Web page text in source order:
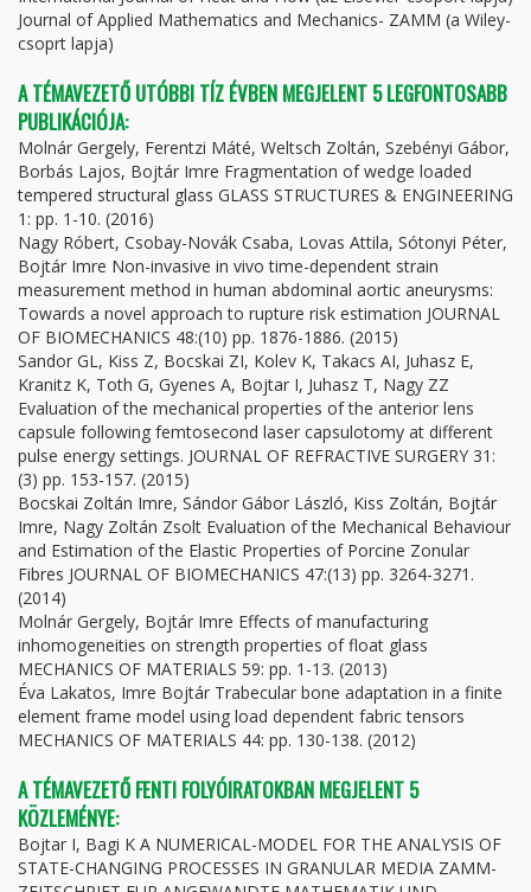
Journal of Applied Mathematics and Mechanics- ZAMM (a Wiley-
csoprt lapja)
A TÉMAVEZETŐ UTÓBBI TÍZ ÉVBEN MEGJELENT 5 LEGFONTOSABB
PUBLIKÁCIÓJA:
Molnár Gergely, Ferentzi Máté, Weltsch Zoltán, Szebényi Gábor,
Borbás Lajos, Bojtár Imre Fragmentation of wedge loaded
tempered structural glass GLASS STRUCTURES & ENGINEERING
1: pp. 1-10. (2016)
Nagy Róbert, Csobay-Novák Csaba, Lovas Attila, Sótonyi Péter,
Bojtár Imre Non-invasive in vivo time-dependent strain
measurement method in human abdominal aortic aneurysms:
Towards a novel approach to rupture risk estimation JOURNAL
OF BIOMECHANICS 48:(10) pp. 1876-1886. (2015)
Sandor GL, Kiss Z, Bocskai ZI, Kolev K, Takacs AI, Juhasz E,
Kranitz K, Toth G, Gyenes A, Bojtar I, Juhasz T, Nagy ZZ
Evaluation of the mechanical properties of the anterior lens
capsule following femtosecond laser capsulotomy at different
pulse energy settings. JOURNAL OF REFRACTIVE SURGERY 31:
(3) pp. 153-157. (2015)
Bocskai Zoltán Imre, Sándor Gábor László, Kiss Zoltán, Bojtár
Imre, Nagy Zoltán Zsolt Evaluation of the Mechanical Behaviour
and Estimation of the Elastic Properties of Porcine Zonular
Fibres JOURNAL OF BIOMECHANICS 47:(13) pp. 3264-3271.
(2014)
Molnár Gergely, Bojtár Imre Effects of manufacturing
inhomogeneities on strength properties of float glass
MECHANICS OF MATERIALS 59: pp. 1-13. (2013)
Éva Lakatos, Imre Bojtár Trabecular bone adaptation in a finite
element frame model using load dependent fabric tensors
MECHANICS OF MATERIALS 44: pp. 130-138. (2012)
A TÉMAVEZETŐ FENTI FOLYÓIRATOKBAN MEGJELENT 5
KÖZLEMÉNYE:
Bojtar I, Bagi K A NUMERICAL-MODEL FOR THE ANALYSIS OF
STATE-CHANGING PROCESSES IN GRANULAR MEDIA ZAMM-